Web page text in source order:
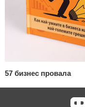
57 бизнес провала